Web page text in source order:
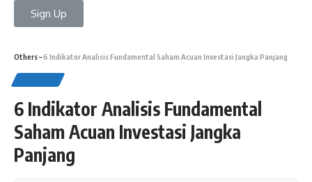
Sign Up
Others–6 Indikator Analisis Fundamental Saham Acuan Investasi Jangka Panjang
6 Indikator Analisis Fundamental
Saham Acuan Investasi Jangka
Panjang